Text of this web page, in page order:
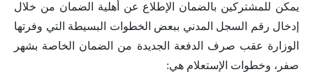
يمكن للمشتركين بالضمان الإطلاع عن أهلية الضمان من خلال
إدخال رقم السجل المدني ببعض الخطوات البسيطة التي وفرتها
الوزارة عقب صرف الدفعة الجديدة من الضمان الخاصة بشهر
صفر، وخطوات الإستعلام هي: